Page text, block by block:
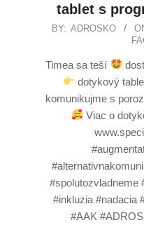
tablet s
BY: ADROSKO
Timea sa teší
dotykový
komunikujme s
Viac o
#spolutozvladneme
#inkluzia #nadacia
#AAK